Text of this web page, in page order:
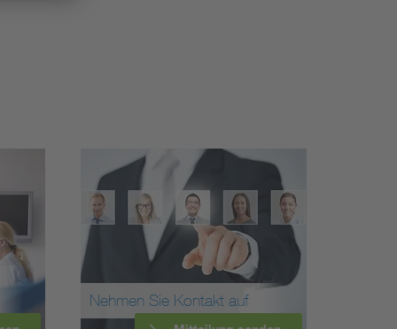
Nehmen Sie Kontakt auf